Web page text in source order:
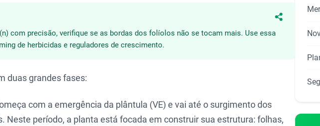
Compartilhar
com precisão, verifique se as bordas dos folíolos não se tocam mais. Use essa
de herbicidas e reguladores de crescimento.
duas grandes fases:
com a emergência da plântula (VE) e vai até o surgimento dos
Neste período, a planta está focada em construir sua estrutura: folhas,